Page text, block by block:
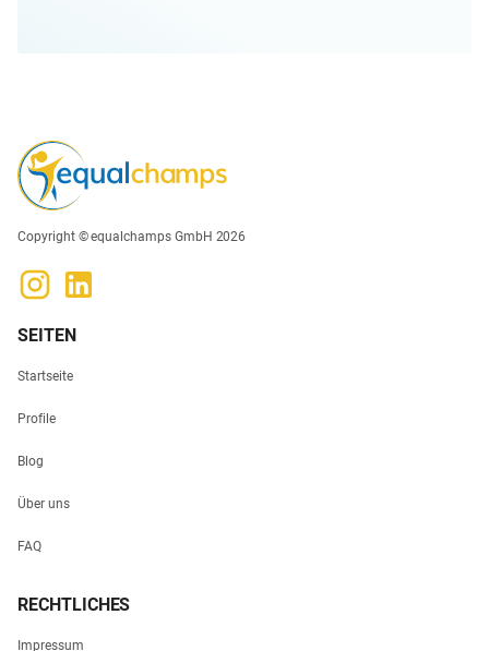
Copyright © equalchamps GmbH 2026
SEITEN
Startseite
Profile
Blog
Über uns
FAQ
RECHTLICHES
Impressum